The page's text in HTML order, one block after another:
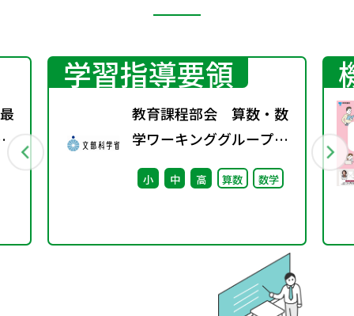
学習指導要領
教育課程部会 算数・数
学ワーキンググループ
（第8回） 配付資料
※理科ワーキンググルー
小 中 高 算数 数学